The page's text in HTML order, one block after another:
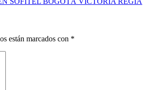
están marcados con *